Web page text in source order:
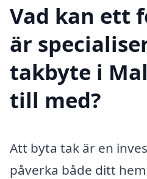
Vad kan ett
är
takbyte i
till med?
Att byta tak är en
påverka både ditt